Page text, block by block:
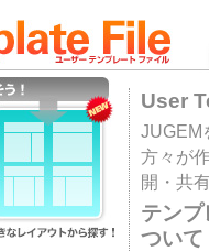
User
JUGEM
方々が
開・共
テン
ついて